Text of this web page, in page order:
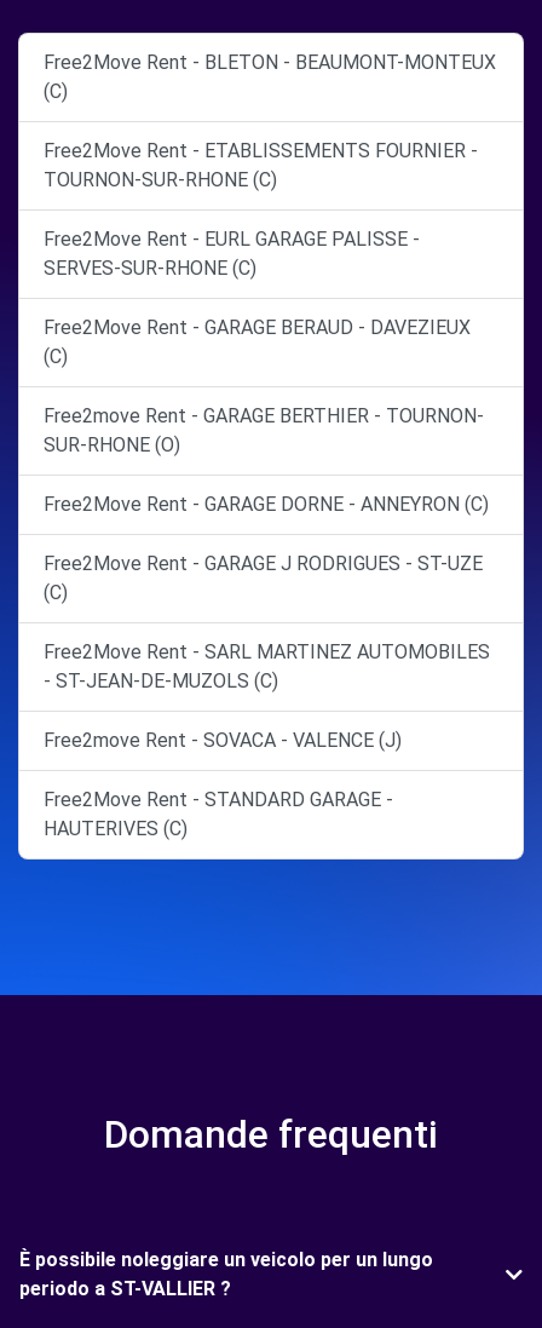
Free2Move Rent - BLETON - BEAUMONT-MONTEUX
(C)
Free2Move Rent - ETABLISSEMENTS FOURNIER -
TOURNON-SUR-RHONE (C)
Free2Move Rent - EURL GARAGE PALISSE -
SERVES-SUR-RHONE (C)
Free2Move Rent - GARAGE BERAUD - DAVEZIEUX
(C)
Free2move Rent - GARAGE BERTHIER - TOURNON-
SUR-RHONE (O)
Free2Move Rent - GARAGE DORNE - ANNEYRON (C)
Free2Move Rent - GARAGE J RODRIGUES - ST-UZE
(C)
Free2Move Rent - SARL MARTINEZ AUTOMOBILES
- ST-JEAN-DE-MUZOLS (C)
Free2move Rent - SOVACA - VALENCE (J)
Free2Move Rent - STANDARD GARAGE -
HAUTERIVES (C)
Domande frequenti
È possibile noleggiare un veicolo per un lungo
periodo a ST-VALLIER ?